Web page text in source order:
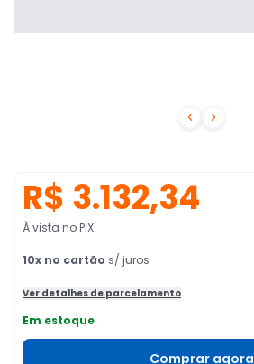
 
R$ 3.132,34
À vista no PIX
10x no cartão s/ juros
Ver detalhes de parcelamento
Em estoque
Comprar agora